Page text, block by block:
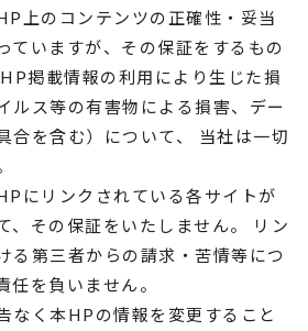
上のコンテンツの正確性・妥当
ていますが、その保証をするもの
掲載情報の利用により生じた損
ルス等の有害物による損害、デー
合を含む）について、 当社は一切
にリンクされている各サイトが
、その保証をいたしません。 リン
る第三者からの請求・苦情等につ
任を負いません。
なく本HPの情報を変更すること